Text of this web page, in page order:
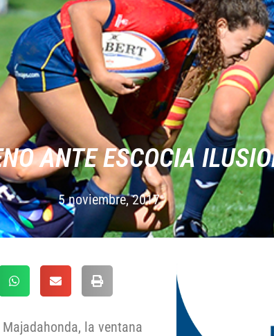
ANTE ESCOCIA
5 noviembre, 2017
la ventana